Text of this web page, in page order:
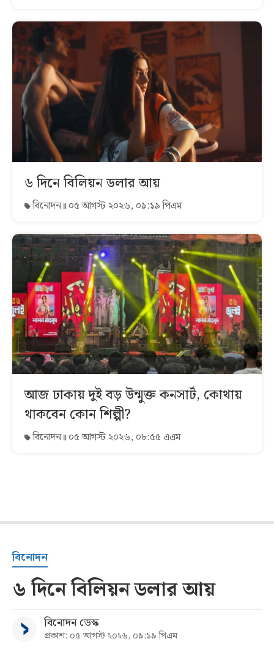
৬ দিনে বিলিয়ন ডলার আয়
বিনোদন ০৫ আগস্ট ২০২৬, ০৯:১৯ পিএম
আজ ঢাকায় দুই বড় উন্মুক্ত কনসার্ট, কোথায়
থাকবেন কোন শিল্পী?
বিনোদন ০৫ আগস্ট ২০২৬, ০৮:৫৫ এএম
বিনোদন
৬ দিনে বিলিয়ন ডলার আয়
বিনোদন ডেস্ক
প্রকাশ: ০৫ আগস্ট ২০২৬, ০৯:১৯ পিএম